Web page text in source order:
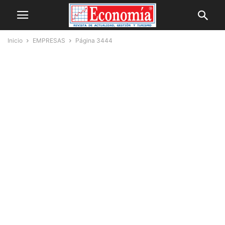
Inicio EMPRESAS Página 3444